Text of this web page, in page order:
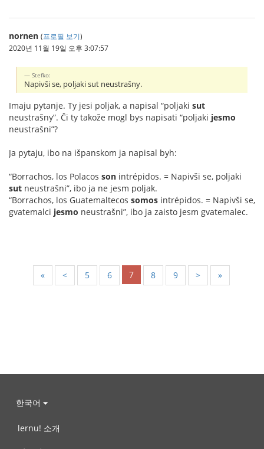
nornen (프로필 보기)
2020년 11월 19일 오후 3:07:57
Stefko:
Napivši se, poljaki sut neustrašny.
Imaju pytanje. Ty jesi poljak, a napisal “poljaki sut
neustrašny”. Či ty takože mogl bys napisati “poljaki jesmo
neustrašni”?
Ja pytaju, ibo na išpanskom ja napisal byh:
“Borrachos, los Polacos son intrépidos. = Napivši se, poljaki
sut neustrašni”, ibo ja ne jesm poljak.
“Borrachos, los Guatemaltecos somos intrépidos. = Napivši se,
gvatemalci jesmo neustrašni”, ibo ja zaisto jesm gvatemalec.
« < 5 6 7 8 9 > »
한국어
lernu! 소개